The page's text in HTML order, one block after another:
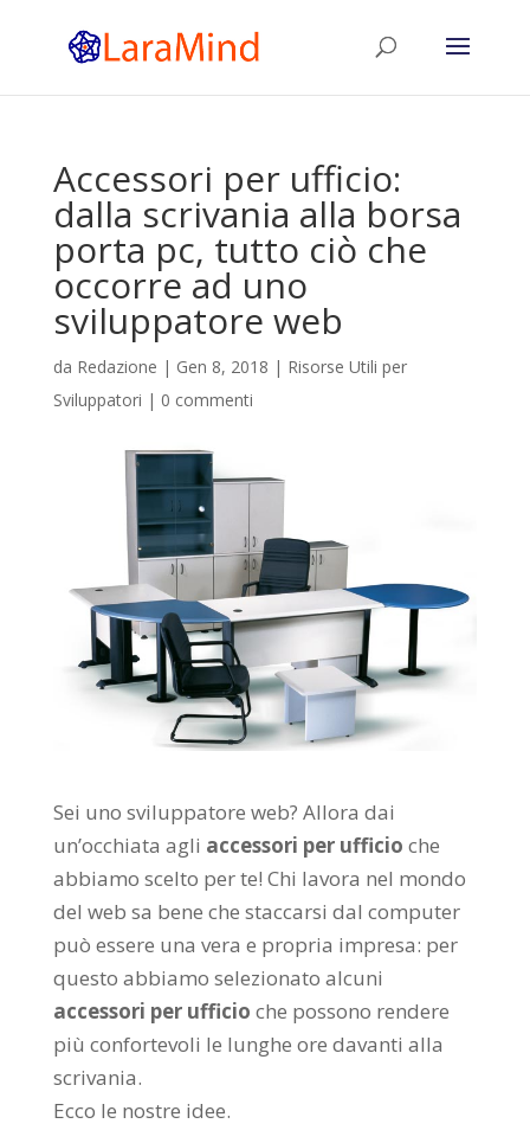
Accessori per ufficio:
dalla scrivania alla borsa
porta pc, tutto ciò che
occorre ad uno
sviluppatore web
da Redazione | Gen 8, 2018 | Risorse Utili per
Sviluppatori | 0 commenti
Sei uno sviluppatore web? Allora dai
un’occhiata agli accessori per ufficio che
abbiamo scelto per te! Chi lavora nel mondo
del web sa bene che staccarsi dal computer
può essere una vera e propria impresa: per
questo abbiamo selezionato alcuni
accessori per ufficio che possono rendere
più confortevoli le lunghe ore davanti alla
scrivania.
Ecco le nostre idee.